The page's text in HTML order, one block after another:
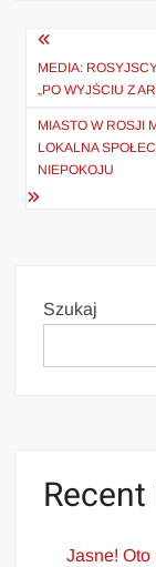
Nawigacja
wpisu
MEDIA:
„PO WYJŚCIU Z
MIASTO W ROSJI
LOKALNA
NIEPOKOJU
Szukaj
Jasne! Oto